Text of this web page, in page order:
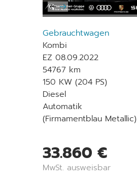
Gebrauchtwagen
Kombi
EZ 08.09.2022
54767 km
150 KW (204 PS)
Diesel
Automatik
(Firmamentblau Metallic)
33.860 €
MwSt. ausweisbar